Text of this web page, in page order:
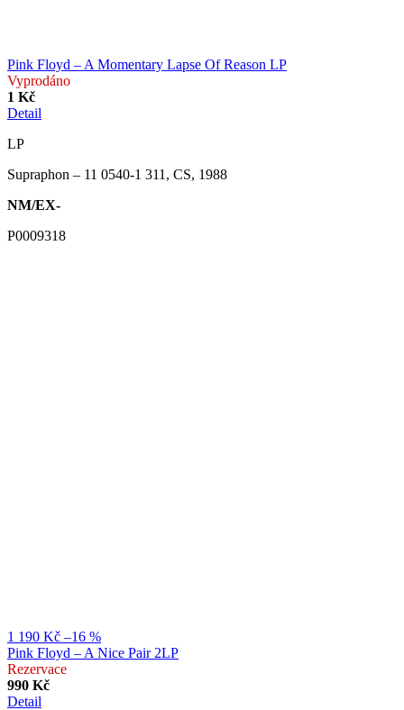
Pink Floyd – A Momentary Lapse Of Reason LP
Vyprodáno
1 Kč
Detail
LP
Supraphon ‎– 11 0540-1 311, CS, 1988
NM/EX-
P0009318
1 190 Kč –16 %
Pink Floyd ‎– A Nice Pair 2LP
Rezervace
990 Kč
Detail